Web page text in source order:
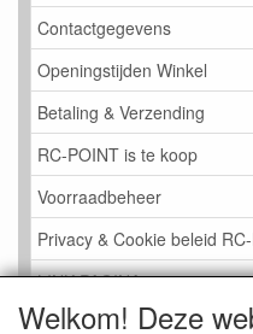
Contactgegevens
Openingstijden Winkel
Betaling & Verzending
RC-POINT is te koop
Voorraadbeheer
Privacy & Cookie beleid
LINK PAGINA
Gastenboek RC-POINT
Welkom! Deze